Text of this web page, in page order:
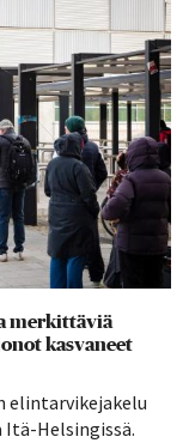
merkittäviä
kasvaneet
elintarvikejakelu
Helsingissä.